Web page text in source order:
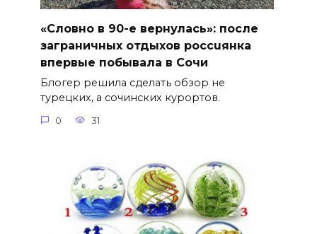
«Словно в 90-е вернулась»: после
заграничных отдыхов россuянка
впервые побывала в Сочи
Блогер решила сделать обзор не
турецких, а сочинских курортов.
0 31